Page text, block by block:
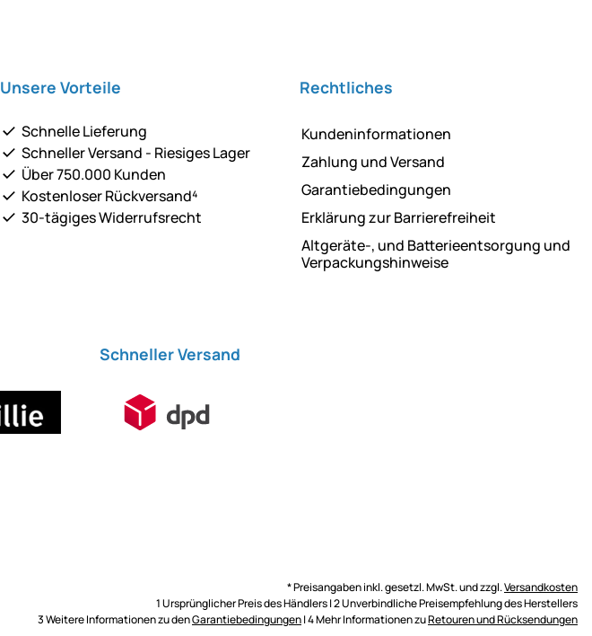
Unsere Vorteile
Schnelle Lieferung
Schneller Versand - Riesiges Lager
Über 750.000 Kunden
Kostenloser Rückversand⁴
30-tägiges Widerrufsrecht
Rechtliches
Kundeninformationen
Zahlung und Versand
Garantiebedingungen
Erklärung zur Barrierefreiheit
Altgeräte-, und Batterieentsorgung und
Verpackungshinweise
Schneller Versand
* Preisangaben inkl. gesetzl. MwSt. und zzgl.Versandkosten
1 Ursprünglicher Preis des Händlers | 2 Unverbindliche Preisempfehlung des Herstellers
3 Weitere Informationen zu denGarantiebedingungen| 4 Mehr Informationen zuRetouren und Rücksendungen